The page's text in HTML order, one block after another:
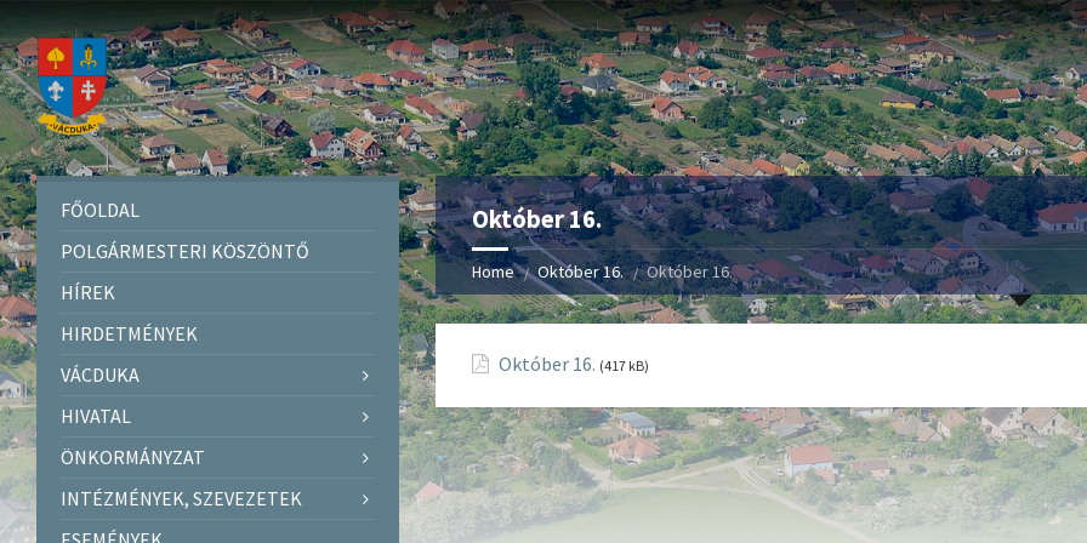
Október 16.
Home Október 16. Október 16.
Október 16. (417 kB)
FŐOLDAL
POLGÁRMESTERI KÖSZÖNTŐ
HÍREK
HIRDETMÉNYEK
VÁCDUKA
HIVATAL
ÖNKORMÁNYZAT
INTÉZMÉNYEK, SZEVEZETEK